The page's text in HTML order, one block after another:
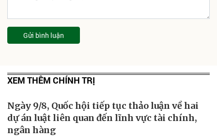
Gửi bình luận
XEM THÊM CHÍNH TRỊ
Ngày 9/8, Quốc hội tiếp tục thảo luận về hai
dự án luật liên quan đến lĩnh vực tài chính,
ngân hàng